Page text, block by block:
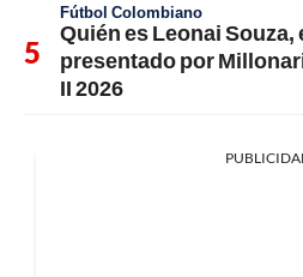
Fútbol Colombiano
Quién es Leonai
presentado por
II 2026